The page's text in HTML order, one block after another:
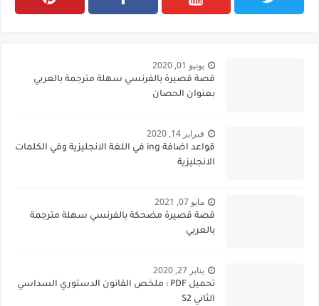
يونيو 01, 2020
قصة قصيرة بالفرنسي سهلة مترجمة بالعربي
بعنوان الحصان
فبراير 14, 2020
قواعد اضافة ing في اللغة الانجليزية وفي الكلمات
الانجليزية
مايو 07, 2021
قصة قصيرة مضحكة بالفرنسي سهلة مترجمة
بالعربي
يناير 27, 2020
تحميل PDF : ملخص القانون الدستوري السداسي
الثاني S2